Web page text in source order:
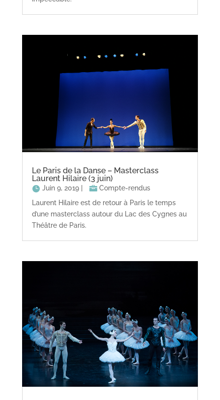
Le Paris de la Danse – Masterclass
Laurent Hilaire (3 juin)
Juin 9, 2019|
Compte-rendus
Laurent Hilaire est de retour à Paris le temps
d’une masterclass autour du Lac des Cygnes au
Théâtre de Paris.